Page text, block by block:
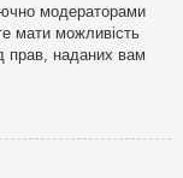
модераторами
мати можливість
прав, наданих вам